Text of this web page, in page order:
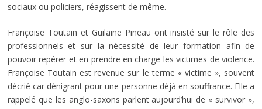
sociaux ou policiers, réagissent de même.
Françoise Toutain et Guilaine Pineau ont insisté sur le rôle des
professionnels et sur la nécessité de leur formation afin de
pouvoir repérer et en prendre en charge les victimes de violence.
Françoise Toutain est revenue sur le terme « victime », souvent
décrié car dénigrant pour une personne déjà en souffrance. Elle a
rappelé que les anglo-saxons parlent aujourd’hui de « survivor »,